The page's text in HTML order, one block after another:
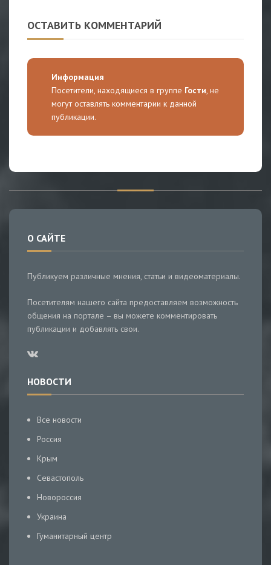
ОСТАВИТЬ КОММЕНТАРИЙ
Информация
Посетители, находящиеся в группе Гости, не
могут оставлять комментарии к данной
публикации.
О САЙТЕ
Публикуем различные мнения, статьи и видеоматериалы.
Посетителям нашего сайта предоставляем возможность
общения на портале – вы можете комментировать
публикации и добавлять свои.
НОВОСТИ
Все новости
Россия
Крым
Севастополь
Новороссия
Украина
Гуманитарный центр